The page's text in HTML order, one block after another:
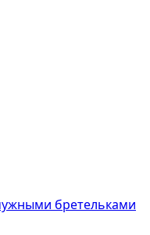
бретельками